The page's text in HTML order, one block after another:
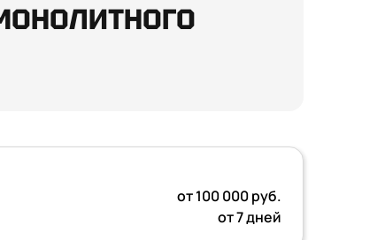
от 100 000 руб.
от 7 дней